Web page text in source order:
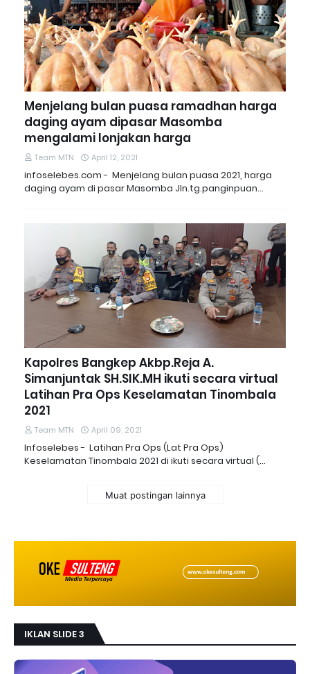
Menjelang bulan puasa ramadhan harga
daging ayam dipasar Masomba
mengalami lonjakan harga
Team MTN April 12, 2021
infoselebes.com - Menjelang bulan puasa 2021, harga
daging ayam di pasar Masomba Jln.tg.panginpuan…
Kapolres Bangkep Akbp.Reja A.
Simanjuntak SH.SIK.MH ikuti secara virtual
Latihan Pra Ops Keselamatan Tinombala
2021
Team MTN April 09, 2021
Infoselebes - Latihan Pra Ops (Lat Pra Ops)
Keselamatan Tinombala 2021 di ikuti secara virtual (…
Muat postingan lainnya
IKLAN SLIDE 3